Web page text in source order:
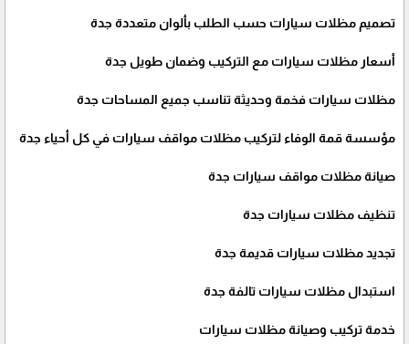
تصميم مظلات سيارات حسب الطلب بألوان متعددة جدة
أسعار مظلات سيارات مع التركيب وضمان طويل جدة
مظلات سيارات فخمة وحديثة تناسب جميع المساحات جدة
مؤسسة قمة الوفاء لتركيب مظلات مواقف سيارات في كل أحياء جدة
صيانة مظلات مواقف سيارات جدة
تنظيف مظلات سيارات جدة
تجديد مظلات سيارات قديمة جدة
استبدال مظلات سيارات تالفة جدة
خدمة تركيب وصيانة مظلات سيارات